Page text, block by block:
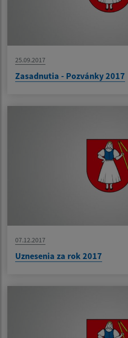
25.09.2017
Zasadnutia - Pozvánky 2017
07.12.2017
Uznesenia za rok 2017